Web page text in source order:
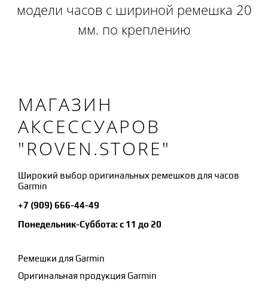
модели часов с шириной ремешка 20
мм. по креплению
МАГАЗИН
АКСЕССУАРОВ
"ROVEN.STORE"
Широкий выбор оригинальных ремешков для часов
Garmin
+7 (909) 666-44-49
Понедельник-Суббота: с 11 до 20
Ремешки для Garmin
Оригинальная продукция Garmin